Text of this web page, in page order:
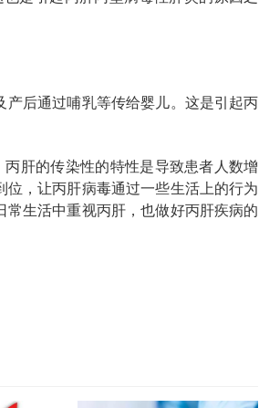
后通过哺乳等传给婴儿。这是引起丙
肝的传染性的特性是导致患者人数增
，让丙肝病毒通过一些生活上的行为
生活中重视丙肝，也做好丙肝疾病的